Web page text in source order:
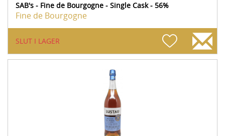
SAB's - Fine de Bourgogne - Single Cask - 56%
Fine de Bourgogne
SLUT I LAGER